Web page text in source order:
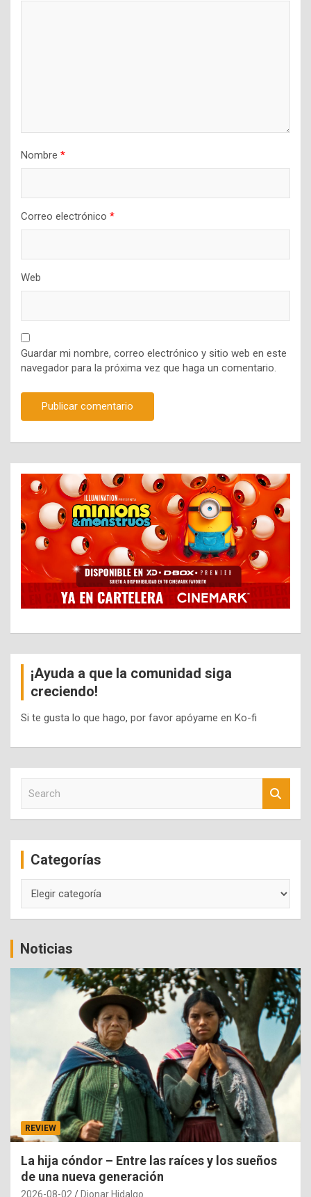
Nombre *
Correo electrónico *
Web
Guardar mi nombre, correo electrónico y sitio web en este
navegador para la próxima vez que haga un comentario.
¡Ayuda a que la comunidad siga
creciendo!
Si te gusta lo que hago, por favor apóyame en Ko-fi
c
Categorías
Noticias
REVIEW
La hija cóndor – Entre las raíces y los sueños
de una nueva generación
2026-08-02 Dionar Hidalgo